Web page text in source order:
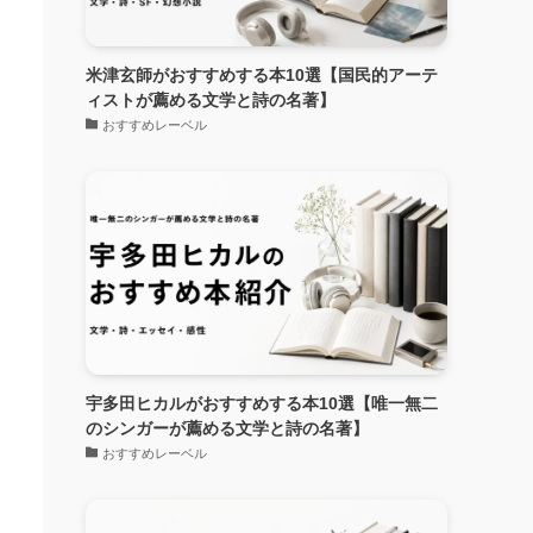
米津玄師がおすすめする本10選【国民的アーテ
ィストが薦める文学と詩の名著】
おすすめレーベル
宇多田ヒカルがおすすめする本10選【唯一無二
のシンガーが薦める文学と詩の名著】
おすすめレーベル